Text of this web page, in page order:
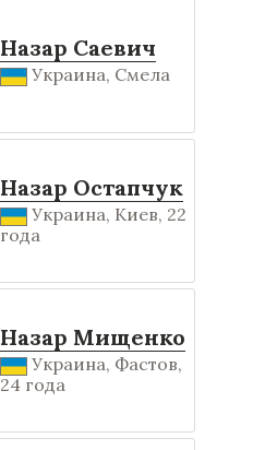
Назар Саевич
Украина, Смела
Назар Остапчук
Украина, Киев, 22
года
Назар Мищенко
Украина, Фастов,
24 года